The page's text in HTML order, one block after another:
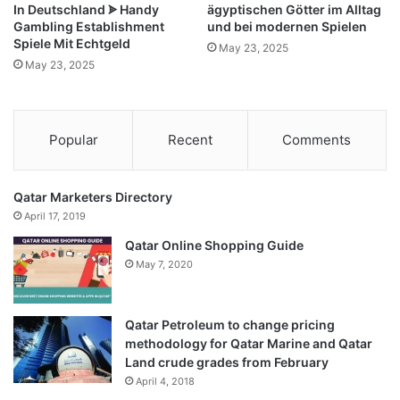
insbesondere in der Jugend. Durch die Darstellung
bestimmter Ideale, Erfolge oder auch Schwächen werden
emotionale Reaktionen hervorgerufen, die unser
können Medienvorbilder, wie bekannte Schauspieler oder
Influencer, positive oder negative Emotionen wecken und
damit unsere Wahrnehmung von Erfolg, Schönheit oder
Akzeptanz beeinflussen.
Ein bekanntes Beispiel ist die Wirkung populärer Serien
oder Filme, die Emotionen wie Mitgefühl, Bewunderung
oder Ablehnung bei Zuschauern auslösen. Diese
Emotionen werden nicht nur kurzfristig erlebt, sondern
können langfristig die Entwicklung unseres Selbstbildes
prägen. Ebenso spielen soziale Medien eine zentrale
Rolle: Durch die Selbstinszenierung in Netzwerken wie
Instagram oder TikTok präsentieren Nutzer oft eine
idealisierte Version ihrer Person, was wiederum die
In Deutschland ᗎ Handy
Gambling Establishment
Spiele Mit Echtgeld
May 23, 2025
ägyptischen Götter im Alltag
und bei modernen Spielen
May 23, 2025
Popular Recent Comments
Qatar Marketers Directory
April 17, 2019
Qatar Online Shopping Guide
May 7, 2020
Qatar Petroleum to change pricing
methodology for Qatar Marine and Qatar
Land crude grades from February
April 4, 2018